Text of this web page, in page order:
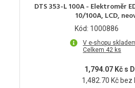
DTS 353-L 100A - Elektroměr
10/100A, LCD,
Kód: 1000886
V e-shopu
Celkem 42 ks
1,794.07 Kč s
1,482.70 Kč bez